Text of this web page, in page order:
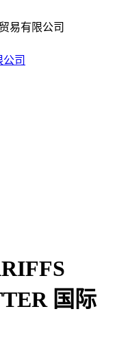
易有限公司
国际